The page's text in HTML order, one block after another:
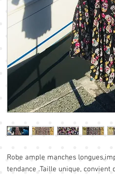
Robe ample manches
tendance .Taille unique, convient